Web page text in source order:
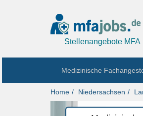
Stellenangebote MFA
Medizinische
Home Niedersachsen
Job-